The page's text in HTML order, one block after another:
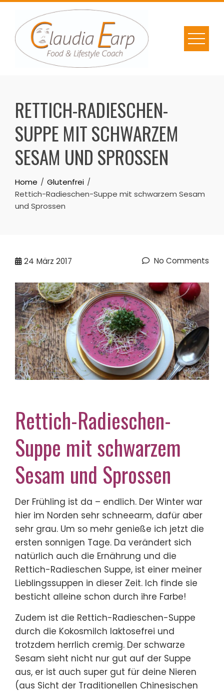
Skip
content
RETTICH-RADIESCHEN-
SUPPE MIT SCHWARZEM
SESAM UND SPROSSEN
Home
Glutenfrei
Rettich-Radieschen-Suppe mit schwarzem Sesam
und Sprossen
24 März 2017 No Comments
Rettich-Radieschen-
Suppe mit schwarzem
Sesam und Sprossen
Der Frühling ist da – endlich. Der Winter war
hier im Norden sehr schneearm, dafür aber
sehr grau. Um so mehr genieße ich jetzt die
ersten sonnigen Tage. Da verändert sich
natürlich auch die Ernährung und die
Rettich-Radieschen Suppe, ist einer meiner
Lieblingssuppen in dieser Zeit. Ich finde sie
besticht alleine schon durch ihre Farbe!
Zudem ist die Rettich-Radieschen-Suppe
durch die Kokosmilch laktosefrei und
trotzdem herrlich cremig. Der schwarze
Sesam sieht nicht nur gut auf der Suppe
aus, er ist auch super gut für deine Nieren
(aus Sicht der Traditionellen Chinesischen